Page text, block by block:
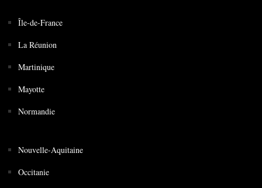
Île-de-France
La Réunion
Martinique
Mayotte
Normandie
Nouvelle-Aquitaine
Occitanie